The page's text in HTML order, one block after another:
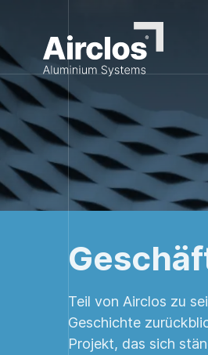
Teil von Airclos zu
Geschichte
Projekt, das sich